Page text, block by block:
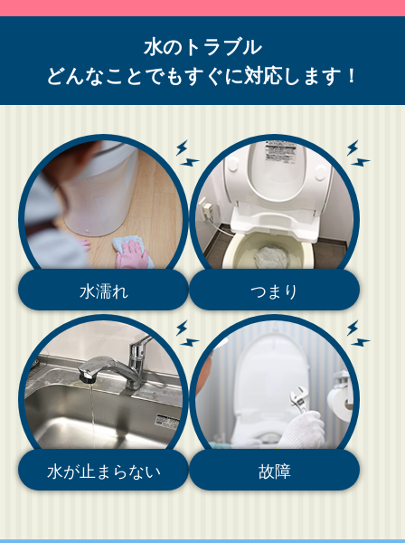
水のトラブル
どんなことでもすぐに対応します！
水濡れ つまり
水が止まらない 故障